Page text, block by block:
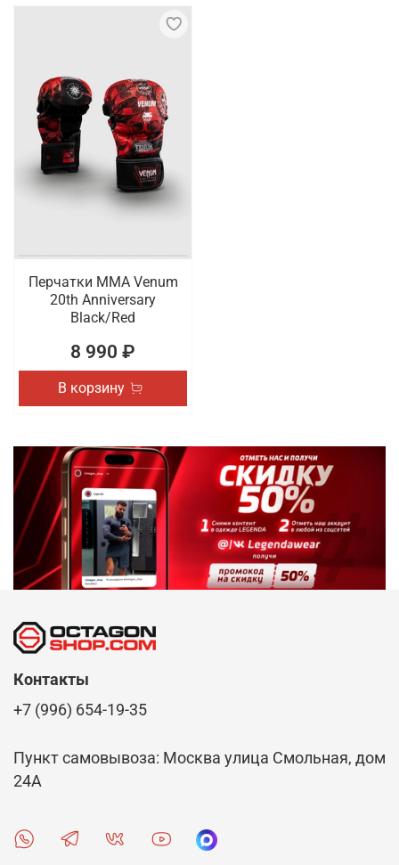
Перчатки ММА Venum
20th Anniversary
Black/Red
8 990 ₽
В корзину
Контакты
+7 (996) 654-19-35
Пункт самовывоза: Москва улица Смольная, дом
24А